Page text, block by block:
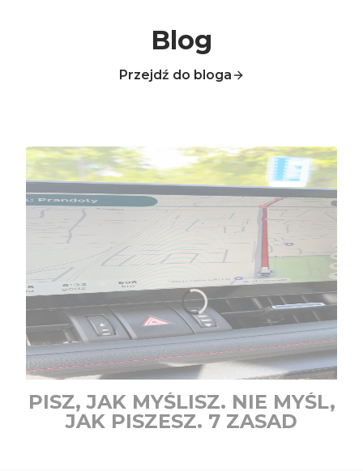
Blog
Przejdź do bloga
PISZ, JAK MYŚLISZ. NIE MYŚL,
JAK PISZESZ. 7 ZASAD